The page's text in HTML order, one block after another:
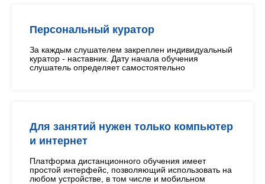
Персональный куратор
За каждым слушателем закреплен индивидуальный
куратор - наставник. Дату начала обучения
слушатель определяет самостоятельно
Для занятий нужен только компьютер
и интернет
Платформа дистанционного обучения имеет
простой интерфейс, позволяющий использовать на
любом устройстве, в том числе и мобильном